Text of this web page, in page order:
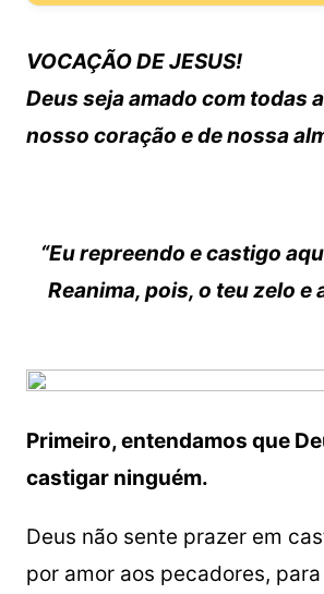
VOCAÇÃO DE JESUS!
Deus seja amado com todas
nosso coração e de nossa
“Eu repreendo e castigo
Reanima, pois, o teu zelo e
Primeiro, entendamos que
castigar ninguém.
Deus não sente prazer em
por amor aos pecadores,